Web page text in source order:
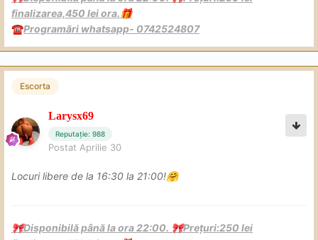
finalizarea,450 lei ora.🎁
☎️Programări whatsapp- 0742524807
Escorta
Larysx69
Reputație: 988
Postat Aprilie 30
Locuri libere de la 16:30 la 21:00!🤗
🎀Disponibilă până la ora 22:00. 🎀Prețuri:250 lei